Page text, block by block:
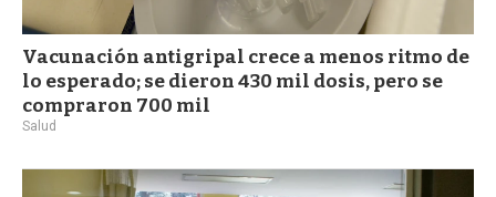
Vacunación antigripal crece a menos ritmo de
lo esperado; se dieron 430 mil dosis, pero se
compraron 700 mil
Salud